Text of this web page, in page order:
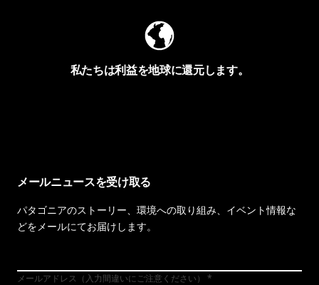
私たちは利益を地球に還元します。
メールニュースを受け取る
パタゴニアのストーリー、環境への取り組み、イベント情報な
どをメールにてお届けします。
メールアドレス（入力間違いにご注意ください）